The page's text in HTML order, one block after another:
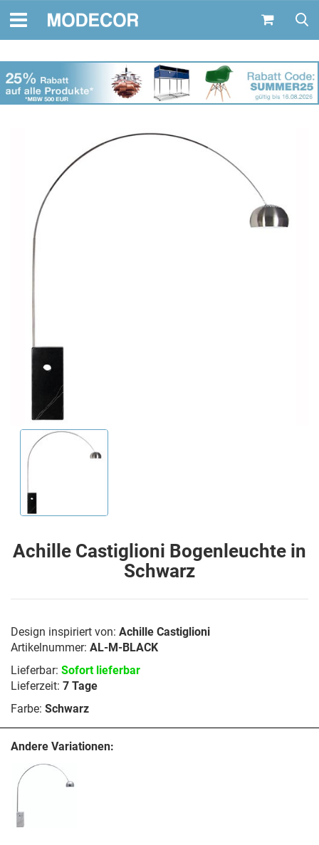
Achille Castiglioni Bogenleuchte in
Schwarz
Design inspiriert von: Achille Castiglioni
Artikelnummer: AL-M-BLACK
Lieferbar: Sofort lieferbar
Lieferzeit: 7 Tage
Farbe: Schwarz
Andere Variationen: